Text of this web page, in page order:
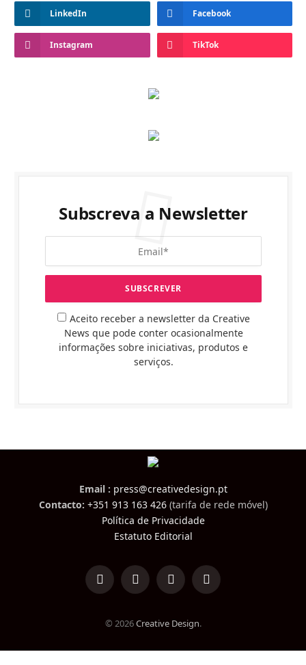
LinkedIn Facebook
Instagram TikTok
Subscreva a Newsletter
Aceito receber a newsletter da Creative
News que pode conter ocasionalmente
informações sobre iniciativas, produtos e
serviços.
Email : press@creativedesign.pt
Contacto: +351 913 163 426(tarifa de rede móvel)
Política de Privacidade
Estatuto Editorial
LinkedInFacebookInstagramTikTok
© 2026Creative Design.